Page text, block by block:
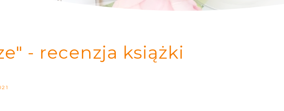
- recenzja książki